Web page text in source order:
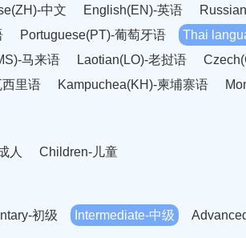
中文 English(EN)-英语
Portuguese(PT)-葡萄牙语 Thai
马来语
Laotian(LO)-老挝语
里语
Kampuchea(KH)-柬埔寨语
人 Children-儿童
初级 Intermediate-中级